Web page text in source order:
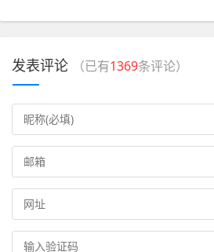
发表评论 （已有1369条评论）